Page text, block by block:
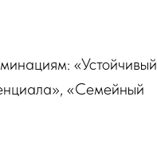
«Устойчивый
«Семейный